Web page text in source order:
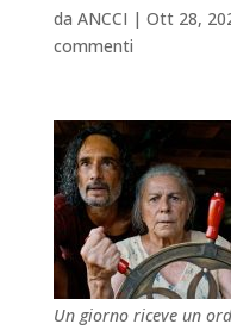
da ANCCI | Ott 28,
commenti
Un giorno riceve un